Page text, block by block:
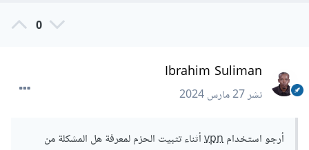
0
Ibrahim Suliman
نشر27 مارس 2024
أرجو استخدامvpnأثناء تثبيت الحزم لمعرفة هل المشكلة من